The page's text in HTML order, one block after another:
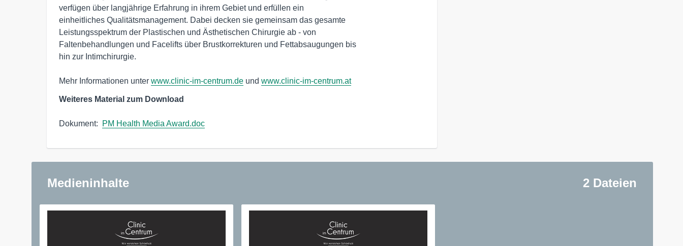
verfügen über langjährige Erfahrung in ihrem Gebiet und erfüllen ein
einheitliches Qualitätsmanagement. Dabei decken sie gemeinsam das gesamte
Leistungsspektrum der Plastischen und Ästhetischen Chirurgie ab - von
Faltenbehandlungen und Facelifts über Brustkorrekturen und Fettabsaugungen bis
hin zur Intimchirurgie.
Mehr Informationen unter www.clinic-im-centrum.de und www.clinic-im-centrum.at
Weiteres Material zum Download
Dokument: PM Health Media Award.doc
Medieninhalte 2 Dateien